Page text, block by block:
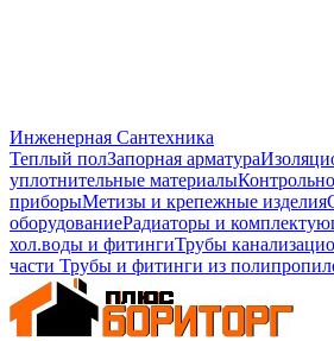
Инженерная Сантехника
Теплый полЗапорная арматура
уплотнительные материалы
приборыМетизы и крепежные изделия
оборудованиеРадиаторы и
хол.воды и фитингиТрубы
части Трубы и фитинги из